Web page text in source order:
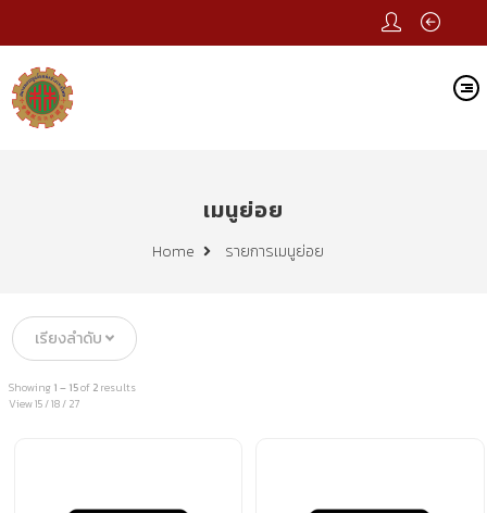
เมนูย่อย
Home รายการเมนูย่อย
เรียงลำดับ
Showing 1 – 15of 2results
View15/18/ 27